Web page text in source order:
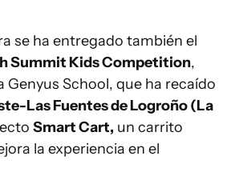
se ha entregado también el
Summit Kids Competition,
Genyus School, que ha recaído
Las Fuentes de Logroño (La
Smart Cart, un carrito
la experiencia en el